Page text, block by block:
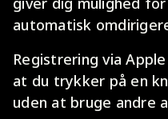
automatisk
Registrering via
at du trykker på en
uden at bruge andre